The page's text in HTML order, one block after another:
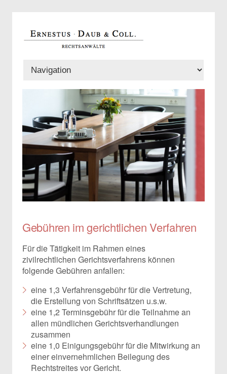
Gebühren im gerichtlichen Verfahren
Für die Tätigkeit im Rahmen eines
zivilrechtlichen Gerichtsverfahrens können
folgende Gebühren anfallen:
eine 1,3 Verfahrensgebühr für die Vertretung,
die Erstellung von Schriftsätzen u.s.w.
eine 1,2 Terminsgebühr für die Teilnahme an
allen mündlichen Gerichtsverhandlungen
zusammen
eine 1,0 Einigungsgebühr für die Mitwirkung an
einer einvernehmlichen Beilegung des
Rechtstreites vor Gericht.